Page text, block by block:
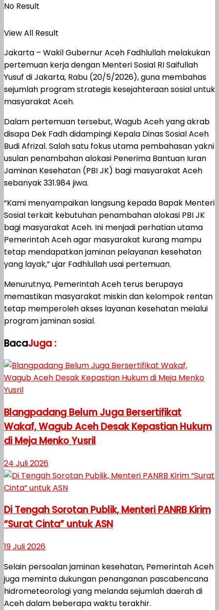
No Result
View All Result
Jakarta – Wakil Gubernur Aceh Fadhlullah melakukan
pertemuan kerja dengan Menteri Sosial RISaifullah
Yusuf di Jakarta, Rabu (20/5/2026), guna membahas
sejumlah program strategis kesejahteraan sosial untuk
masyarakat Aceh.
Dalam pertemuan tersebut, Wagub Aceh yang akrab
disapa Dek Fadh didampingi Kepala Dinas Sosial Aceh
Budi Afrizal. Salah satu fokus utama pembahasan yakni
usulan penambahan alokasi Penerima Bantuan Iuran
Jaminan Kesehatan (PBI JK) bagi masyarakat Aceh
sebanyak 331.984 jiwa.
“Kami menyampaikan langsung kepada Bapak Menteri
Sosial terkait kebutuhan penambahan alokasi PBI JK
bagi masyarakat Aceh. Ini menjadi perhatian utama
Pemerintah Aceh agar masyarakat kurang mampu
tetap mendapatkan jaminan pelayanan kesehatan
yang layak,” ujar Fadhlullah usai pertemuan.
Menurutnya, Pemerintah Aceh terus berupaya
memastikan masyarakat miskin dan kelompok rentan
tetap memperoleh akses layanan kesehatan melalui
program jaminan sosial.
BacaJuga :
Blangpadang Belum Juga Bersertifikat
Wakaf, Wagub Aceh Desak Kepastian Hukum
di Meja Menko Yusril
24 Juli 2026
Di Tengah Sorotan Publik, Menteri PANRB Kirim
“Surat Cinta” untuk ASN
19 Juli 2026
Selain persoalan jaminan kesehatan, Pemerintah Aceh
juga meminta dukungan penanganan pascabencana
hidrometeorologi yang melanda sejumlah daerah di
Aceh dalam beberapa waktu terakhir.